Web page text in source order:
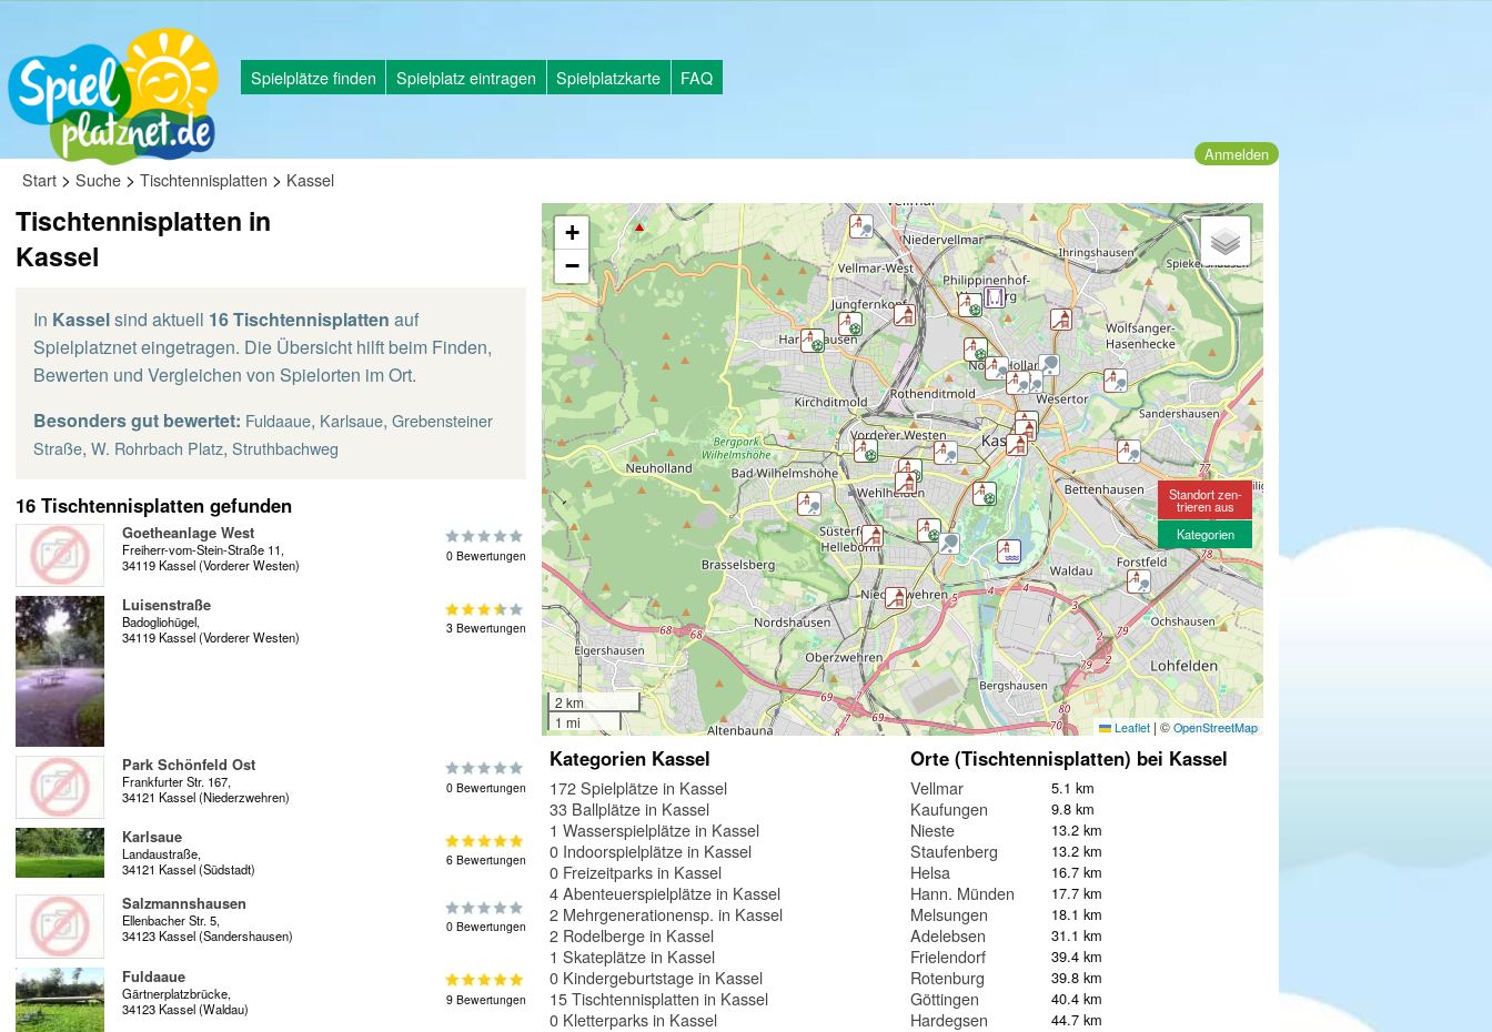
Spielplätze finden Spielplatz eintragen Spielplatzkarte FAQ
Anmelden
Start > Suche > Tischtennisplatten > Kassel
Tischtennisplatten in
Kassel
In Kasselsind aktuell 16 Tischtennisplatten auf
Spielplatznet eingetragen. Die Übersicht hilft beim Finden,
Bewerten und Vergleichen von Spielorten im Ort.
Besonders gut bewertet: Fuldaaue, Karlsaue, Grebensteiner
Straße, W. Rohrbach Platz, Struthbachweg
16 Tischtennisplatten gefunden
Goetheanlage West
Freiherr-vom-Stein-Straße 11,
34119 Kassel (Vorderer Westen)
0 Bewertungen
Luisenstraße
Badogliohügel,
34119 Kassel (Vorderer Westen)
3 Bewertungen
Park Schönfeld Ost
Frankfurter Str. 167,
34121 Kassel (Niederzwehren)
0 Bewertungen
Karlsaue
Landaustraße,
34121 Kassel (Südstadt)
6 Bewertungen
Salzmannshausen
Ellenbacher Str. 5,
34123 Kassel (Sandershausen)
0 Bewertungen
Fuldaaue
Gärtnerplatzbrücke,
34123 Kassel (Waldau)
9 Bewertungen
+
−
2 km
1 mi
Leaflet | © OpenStreetMap
Standort zen-
trieren aus
Kategorien
Kategorien Kassel
172 Spielplätze in Kassel
33 Ballplätze in Kassel
1 Wasserspielplätze in Kassel
0 Indoorspielplätze in Kassel
0 Freizeitparks in Kassel
4 Abenteuerspielplätze in Kassel
2 Mehrgenerationensp. in Kassel
2 Rodelberge in Kassel
1 Skateplätze in Kassel
0 Kindergeburtstage in Kassel
15 Tischtennisplatten in Kassel
0 Kletterparks in Kassel
Orte (Tischtennisplatten) bei Kassel
Vellmar 5.1 km
Kaufungen 9.8 km
Nieste 13.2 km
Staufenberg 13.2 km
Helsa 16.7 km
Hann. Münden 17.7 km
Melsungen 18.1 km
Adelebsen 31.1 km
Frielendorf 39.4 km
Rotenburg 39.8 km
Göttingen 40.4 km
Hardegsen 44.7 km